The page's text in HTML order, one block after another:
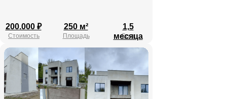
Срок
Стоимость
1,5
месяца
250 м²
200.000 ₽
Площадь